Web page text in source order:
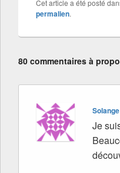
Cet article a été posté
permalien.
80 commentaires à
Solange
Je